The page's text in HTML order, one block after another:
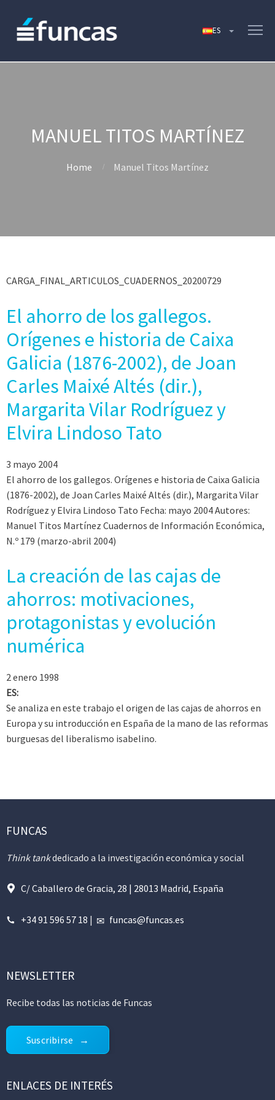
MANUEL TITOS MARTÍNEZ
Home Manuel Titos Martínez
CARGA_FINAL_ARTICULOS_CUADERNOS_20200729
El ahorro de los gallegos.
Orígenes e historia de Caixa
Galicia (1876-2002), de Joan
Carles Maixé Altés (dir.),
Margarita Vilar Rodríguez y
Elvira Lindoso Tato
3 mayo 2004
El ahorro de los gallegos. Orígenes e historia de Caixa Galicia
(1876-2002), de Joan Carles Maixé Altés (dir.), Margarita Vilar
Rodríguez y Elvira Lindoso Tato Fecha: mayo 2004 Autores:
Manuel Titos Martínez Cuadernos de Información Económica,
N.º 179 (marzo-abril 2004)
La creación de las cajas de
ahorros: motivaciones,
protagonistas y evolución
numérica
2 enero 1998
ES:
Se analiza en este trabajo el origen de las cajas de ahorros en
Europa y su introducción en España de la mano de las reformas
burguesas del liberalismo isabelino.
FUNCAS
Think tankdedicado a la investigación económica y social
C/ Caballero de Gracia, 28 | 28013 Madrid, España
+34 91 596 57 18 | funcas@funcas.es
NEWSLETTER
Recibe todas las noticias de Funcas
Suscribirse
ENLACES DE INTERÉS